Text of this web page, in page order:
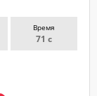
Время
71 с